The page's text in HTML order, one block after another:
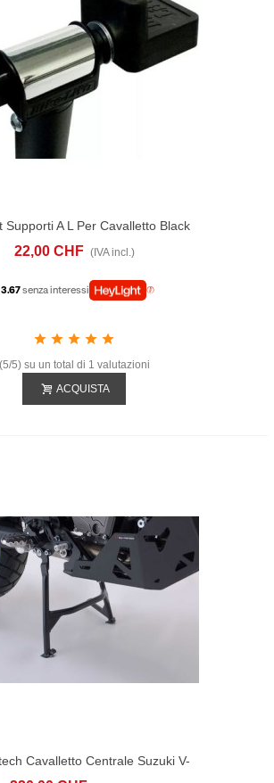
Supporti A L Per Cavalletto Black
Ice
22,00 CHF (IVA incl.)
senza interessi
(5/5) su un total di 1 valutazioni
ACQUISTA
Cavalletto Centrale Suzuki V-
Strom 800DE (22-)